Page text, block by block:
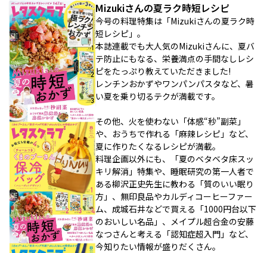
Mizukiさんの夏ラク時短レシピ
今号の料理特集は「Mizukiさんの夏ラク時
短レシピ」。
本誌連載でも大人気のMizukiさんに、夏バ
テ防止にもなる、栄養満点の手間なしレシ
ピをたっぷり教えていただきました!
レンチンおかずやワンパンパスタなど、暑
い夏を乗り切るテクが満載です。
その他、火を使わない「体感“秒”副菜」
や、おうちで作れる「麻辣レシピ」など、
夏に作りたくなるレシピが満載。
料理企画以外にも、「夏のベタベタ床スッ
キリ解消」特集や、睡眠研究の第一人者で
ある柳沢正史先生に教わる「質のいい眠り
方」、無印良品やカルディコーヒーファー
ム、成城石井などで買える「1000円台以下
のおいしい名品」、メイプル超合金の安藤
なつさんと考える「認知症超入門」など、
今知りたい情報が盛りだくさん。